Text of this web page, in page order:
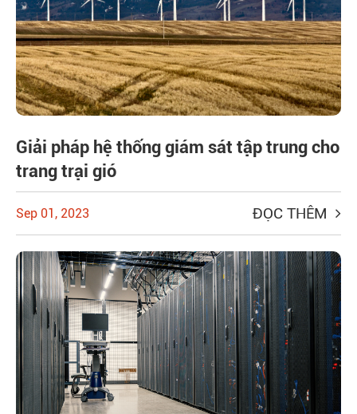
Giải pháp hệ thống giám sát tập trung cho
trang trại gió
Sep 01, 2023 ĐỌC THÊM